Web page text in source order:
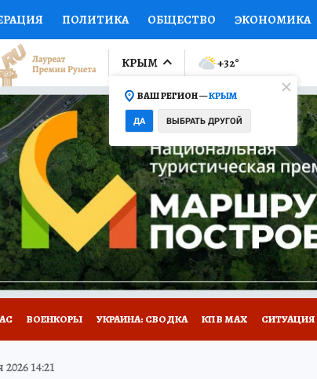
ПОЛИТИКА ОБЩЕСТВО ЭКОНОМИКА
НАУКА СПОРТ КОЛУМНИСТЫ
ФИНАНСЫ ОТКРЫВАЕМ МИР
НА СПОРТ ПРОМОКОДЫ СЕРИАЛЫ
ТЕЛЕВИЗОР КОНКУРСЫ РАБОТА У НАС
НОВОЕ НА САЙТЕ
КРЫМ
ВАШ РЕГИОН —КРЫМ
ДА ВЫБРАТЬ ДРУГОЙ
+32°
ВОЕНКОРЫ УКРАИНА: СВОДКА КП В МАХ
КРЫМУ14:21